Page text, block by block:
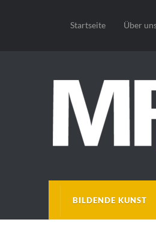
Startseite Über
BILDENDE KUNST